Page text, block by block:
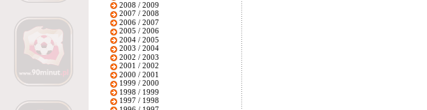
2008 / 2009
2007 / 2008
2006 / 2007
2005 / 2006
2004 / 2005
2003 / 2004
2002 / 2003
2001 / 2002
2000 / 2001
1999 / 2000
1998 / 1999
1997 / 1998